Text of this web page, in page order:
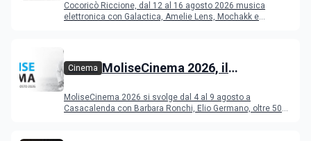
Cocoricò Riccione, dal 12 al 16 agosto 2026 musica
elettronica con Galactica, Amelie Lens, Mochakk e
Cinema MoliseCinema 2026, il
MoliseCinema 2026 si svolge dal 4 al 9 agosto a
Casacalenda con Barbara Ronchi, Elio Germano, oltre 50